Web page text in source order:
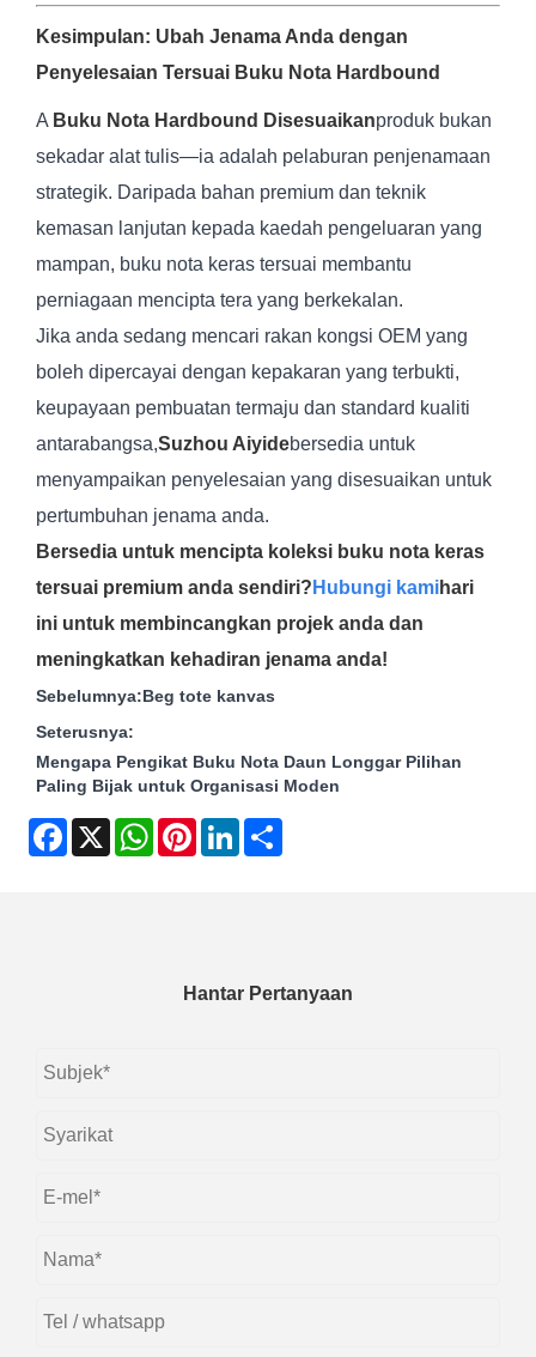
Kesimpulan: Ubah Jenama Anda dengan
Penyelesaian Tersuai Buku Nota Hardbound
A Buku Nota Hardbound Disesuaikanproduk bukan
sekadar alat tulis—ia adalah pelaburan penjenamaan
strategik. Daripada bahan premium dan teknik
kemasan lanjutan kepada kaedah pengeluaran yang
mampan, buku nota keras tersuai membantu
perniagaan mencipta tera yang berkekalan.
Jika anda sedang mencari rakan kongsi OEM yang
boleh dipercayai dengan kepakaran yang terbukti,
keupayaan pembuatan termaju dan standard kualiti
antarabangsa,Suzhou Aiyidebersedia untuk
menyampaikan penyelesaian yang disesuaikan untuk
pertumbuhan jenama anda.
Bersedia untuk mencipta koleksi buku nota keras
tersuai premium anda sendiri? Hubungi kamihari
ini untuk membincangkan projek anda dan
meningkatkan kehadiran jenama anda!
Sebelumnya:Beg tote kanvas
Seterusnya:
Mengapa Pengikat Buku Nota Daun Longgar Pilihan
Paling Bijak untuk Organisasi Moden
Facebook
X WhatsAppPinterestLinkedIn
Hantar Pertanyaan